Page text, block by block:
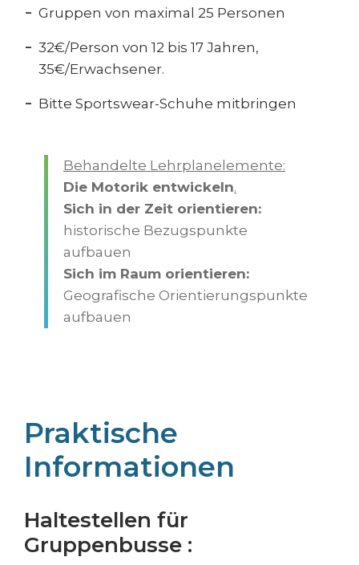
Gruppen von maximal 25 Personen
32€/Person von 12 bis 17 Jahren,
35€/Erwachsener.
Bitte Sportswear-Schuhe mitbringen
Behandelte Lehrplanelemente:
Die Motorik entwickeln.
Sich in der Zeit orientieren:
historische Bezugspunkte
aufbauen
Sich im Raum orientieren:
Geografische Orientierungspunkte
aufbauen
Praktische
Informationen
Haltestellen für
Gruppenbusse :